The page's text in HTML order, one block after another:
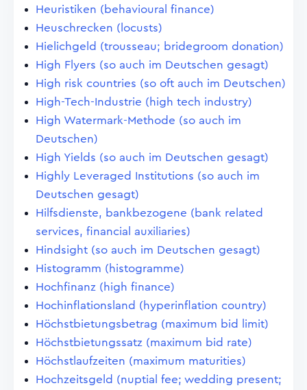
Heuristiken (behavioural finance)
Heuschrecken (locusts)
Hielichgeld (trousseau; bridegroom donation)
High Flyers (so auch im Deutschen gesagt)
High risk countries (so oft auch im Deutschen)
High-Tech-Industrie (high tech industry)
High Watermark-Methode (so auch im
Deutschen)
High Yields (so auch im Deutschen gesagt)
Highly Leveraged Institutions (so auch im
Deutschen gesagt)
Hilfsdienste, bankbezogene (bank related
services, financial auxiliaries)
Hindsight (so auch im Deutschen gesagt)
Histogramm (histogramme)
Hochfinanz (high finance)
Hochinflationsland (hyperinflation country)
Höchstbietungsbetrag (maximum bid limit)
Höchstbietungssatz (maximum bid rate)
Höchstlaufzeiten (maximum maturities)
Hochzeitsgeld (nuptial fee; wedding present;